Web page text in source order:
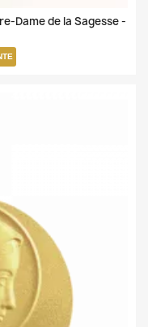
Dame de la Sagesse -